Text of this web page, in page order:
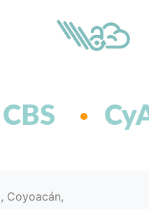
CBS
Coyoacán,